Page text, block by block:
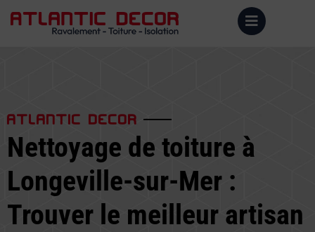
ATLANTIC DECOR
Nettoyage de toiture à
Longeville-sur-Mer :
Trouver le meilleur artisan